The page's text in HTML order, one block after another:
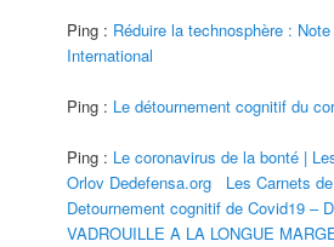
Ping : Réduire la technosphère :
International
Ping : Le détournement cognitif du
Ping : Le coronavirus de la bonté |
Orlov Dedefensa.org Les Carnets
Detournement cognitif de Covid19 –
VADROUILLE A LA LONGUE